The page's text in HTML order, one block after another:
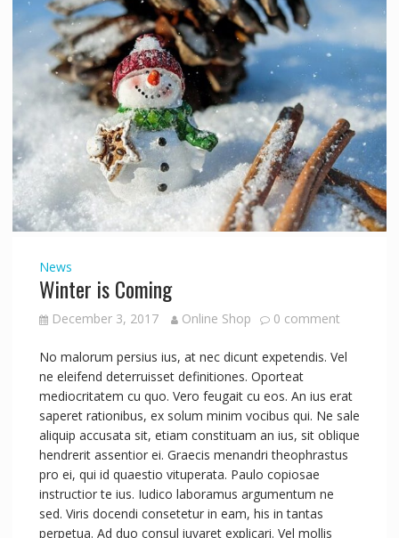
News
Winter is Coming
December 3, 2017 Online Shop 0 comment
No malorum persius ius, at nec dicunt expetendis. Vel
ne eleifend deterruisset definitiones. Oporteat
mediocritatem cu quo. Vero feugait cu eos. An ius erat
saperet rationibus, ex solum minim vocibus qui. Ne sale
aliquip accusata sit, etiam constituam an ius, sit oblique
hendrerit assentior ei. Graecis menandri theophrastus
pro ei, qui id quaestio vituperata. Paulo copiosae
instructior te ius. Iudico laboramus argumentum ne
sed. Viris docendi consetetur in eam, his in tantas
perpetua. Ad duo consul iuvaret explicari. Vel mollis